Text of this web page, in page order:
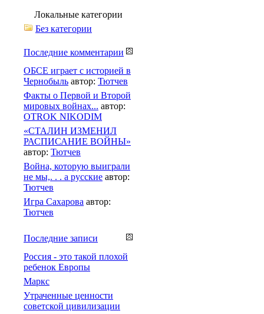
Локальные категории
Без категории
Последние комментарии
ОБСЕ играет с историей в
Чернобыль автор: Тютчев
Факты о Первой и Второй
мировых войнах... автор:
OTROK NIKODIM
«СТАЛИН ИЗМЕНИЛ
РАСПИСАНИЕ ВОЙНЫ»
автор: Тютчев
Война, которую выиграли
не мы,. . . а русские автор:
Тютчев
Игра Сахарова автор:
Тютчев
Последние записи
Россия - это такой плохой
ребенок Европы
Маркс
Утраченные ценности
советской цивилизации